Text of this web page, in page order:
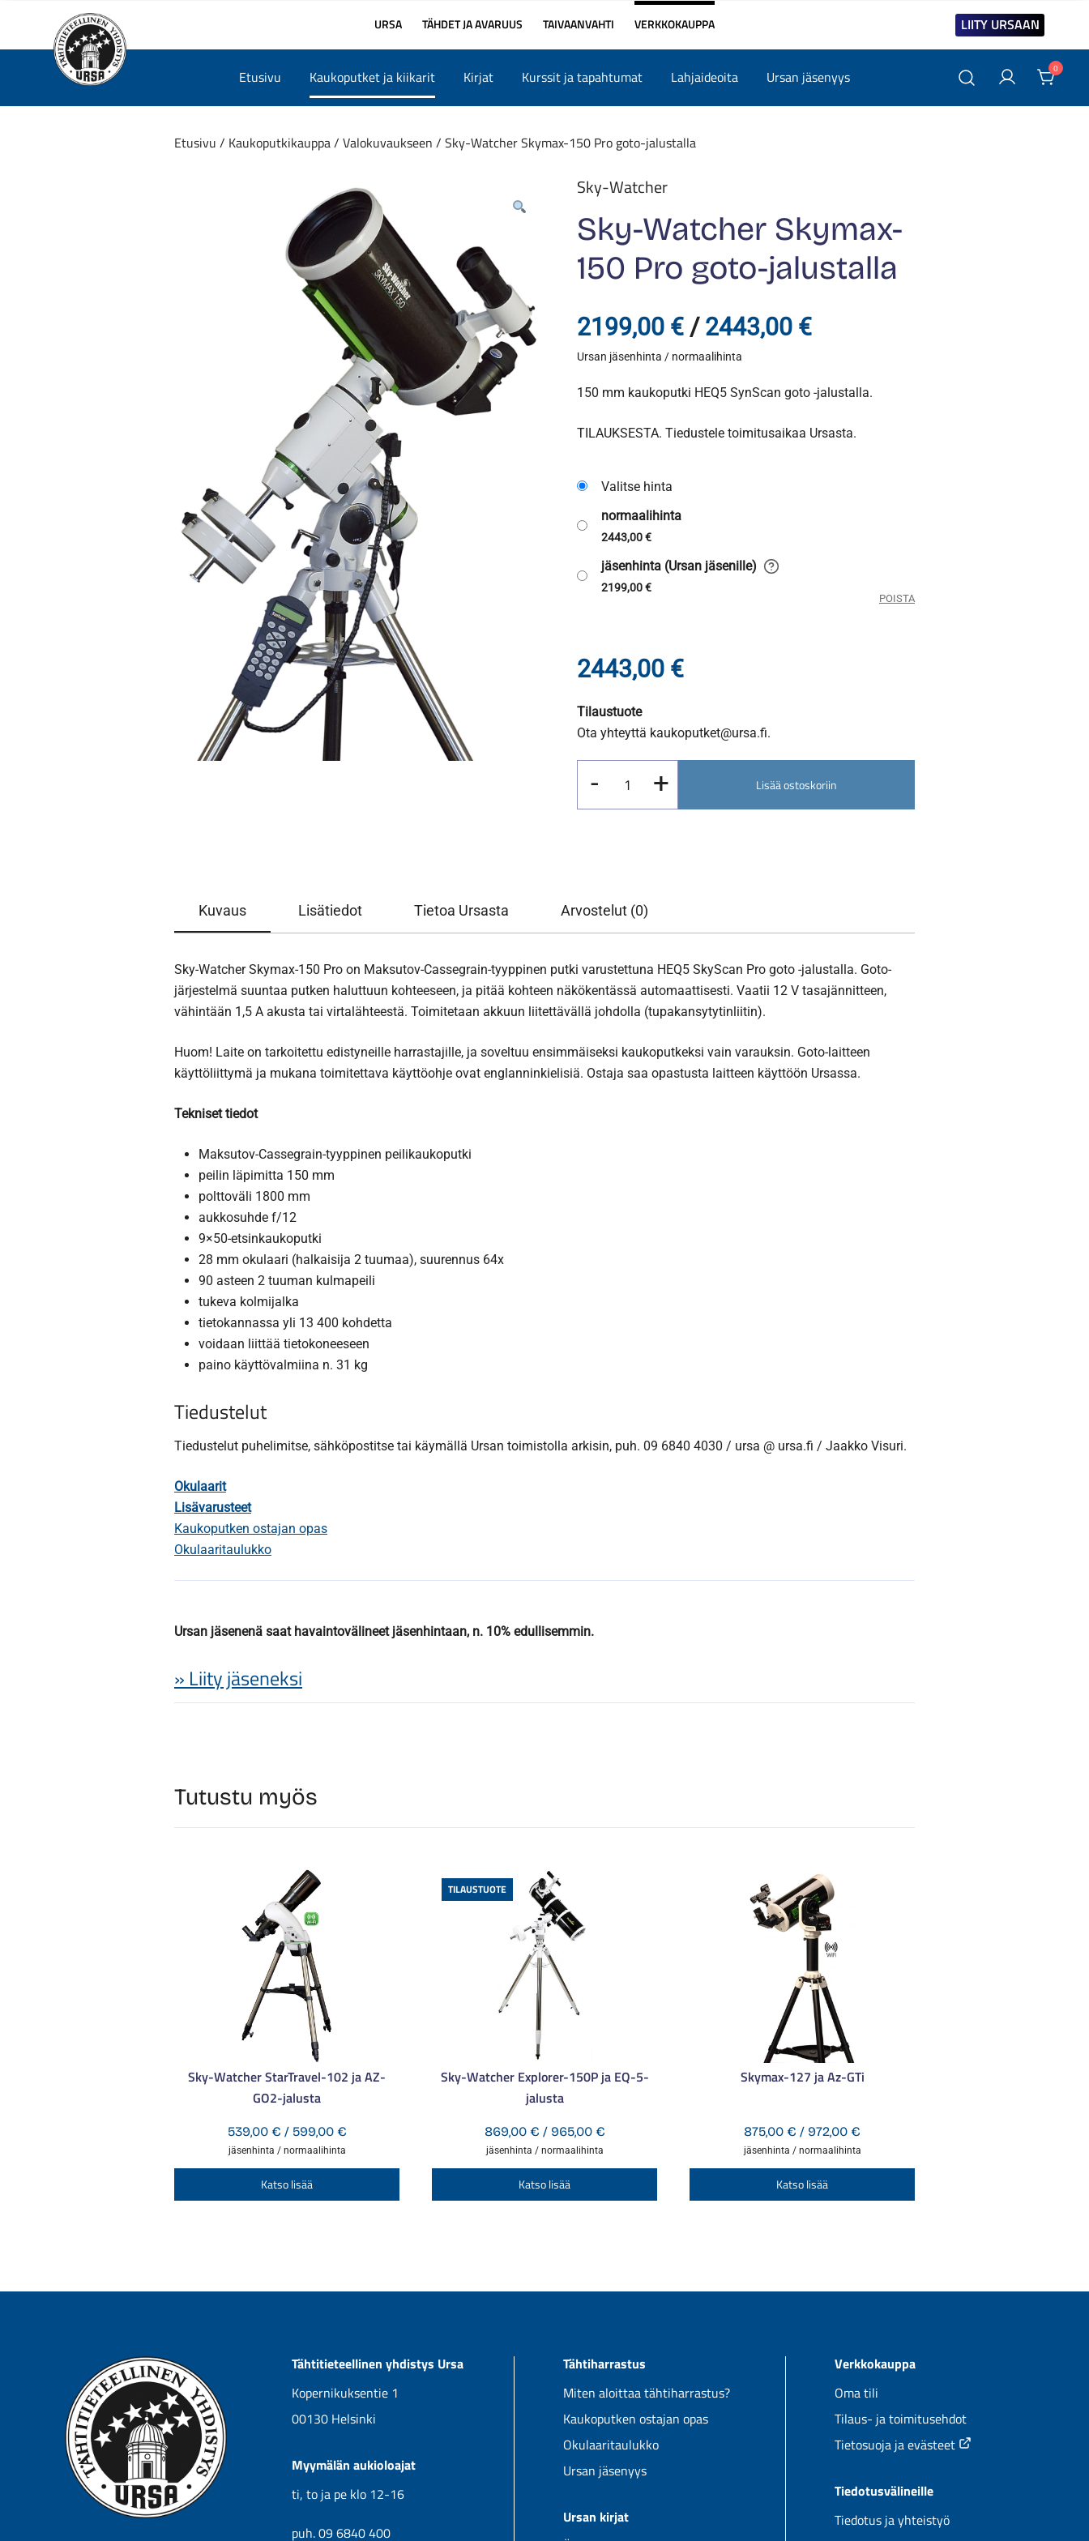
URSA TÄHDET JA AVARUUS TAIVAANVAHTI VERKKOKAUPPA LIITY URSAAN
Etusivu Kaukoputket ja kiikarit Kirjat Kurssit ja tapahtumat Lahjaideoita Ursan jäsenyys 0
Etusivu / Kaukoputkikauppa/ Valokuvaukseen / Sky-Watcher Skymax-150 Pro goto-jalustalla
Sky-Watcher
Sky-Watcher Skymax-
150 Pro goto-jalustalla
2199,00 € / 2443,00 €Hintaluokka:
-
Ursan jäsenhinta / normaalihinta
150 mm kaukoputki HEQ5 SynScan goto -jalustalla.
TILAUKSESTA. Tiedustele toimitusaikaa Ursasta.
Valitse hinta
normaalihinta
2443,00€
jäsenhinta (Ursan jäsenille)
2199,00€
POISTA
2443,00 €
Tilaustuote
Ota yhteyttä kaukoputket@ursa.fi.
-
Watcher
Skymax-
määrä
+ Lisää ostoskoriin
Kuvaus Lisätiedot Tietoa Ursasta Arvostelut (0)
Sky-Watcher Skymax-150 Pro on Maksutov-Cassegrain-tyyppinen putki varustettuna HEQ5 SkyScan Pro goto -jalustalla. Goto-
järjestelmä suuntaa putken haluttuun kohteeseen, ja pitää kohteen näkökentässä automaattisesti. Vaatii 12 V tasajännitteen,
vähintään 1,5 A akusta tai virtalähteestä. Toimitetaan akkuun liitettävällä johdolla (tupakansytytinliitin).
Huom! Laite on tarkoitettu edistyneille harrastajille, ja soveltuu ensimmäiseksi kaukoputkeksi vain varauksin. Goto-laitteen
käyttöliittymä ja mukana toimitettava käyttöohje ovat englanninkielisiä. Ostaja saa opastusta laitteen käyttöön Ursassa.
Tekniset tiedot
Maksutov-Cassegrain-tyyppinen peilikaukoputki
peilin läpimitta 150 mm
polttoväli 1800 mm
aukkosuhde f/12
9×50-etsinkaukoputki
28 mm okulaari (halkaisija 2 tuumaa), suurennus 64x
90 asteen 2 tuuman kulmapeili
tukeva kolmijalka
tietokannassa yli 13 400 kohdetta
voidaan liittää tietokoneeseen
paino käyttövalmiina n. 31 kg
Tiedustelut
Tiedustelut puhelimitse, sähköpostitse tai käymällä Ursan toimistolla arkisin, puh. 09 6840 4030 / ursa @ ursa.fi / Jaakko Visuri.
Okulaarit
Lisävarusteet
Kaukoputken ostajan opas
Okulaaritaulukko
Ursan jäsenenä saat havaintovälineet jäsenhintaan, n. 10% edullisemmin.
» Liity jäseneksi
Tutustu myös
Sky-Watcher StarTravel-102 ja AZ-
GO2-jalusta
539,00 € / 599,00 €Hintaluokka:
-
jäsenhinta / normaalihinta
Katso lisää
tuotteella
sivulla.
TILAUSTUOTE
Sky-Watcher Explorer-150P ja EQ-5-
jalusta
869,00 € / 965,00 €Hintaluokka:
-
jäsenhinta / normaalihinta
Katso lisää
tuotteella
Skymax-127 ja Az-GTi
875,00 € / 972,00 €
875,00 €
-
jäsenhinta / normaalihinta
Katso lisää
tuotteella
sivulla.
Tähtitieteellinen yhdistys Ursa
Kopernikuksentie 1
00130 Helsinki
Myymälän aukioloajat
ti, to ja pe klo 12-16
puh. 09 6840 400
Tähtiharrastus
Miten aloittaa tähtiharrastus?
Kaukoputken ostajan opas
Okulaaritaulukko
Ursan jäsenyys
Ursan kirjat
Verkkokauppa
Oma tili
Tilaus- ja toimitusehdot
Tietosuoja ja evästeet
Tiedotusvälineille
Tiedotus ja yhteistyö